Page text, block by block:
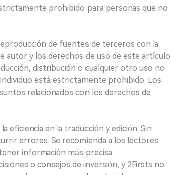
prohibido para personas que no
de fuentes de terceros con la
autor y los derechos de uso de este artículo
distribución o cualquier otro uso no
está estrictamente prohibido. Los
relacionados con los derechos de
eficiencia en la traducción y edición. Sin
errores. Se recomienda a los lectores
información más precisa.
o consejos de inversión, y 2Firsts no